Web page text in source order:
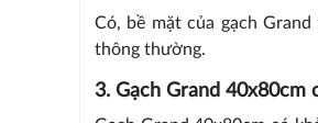
Có, bề mặt của gạch
thông thường.
3. Gạch Grand 40x80cm